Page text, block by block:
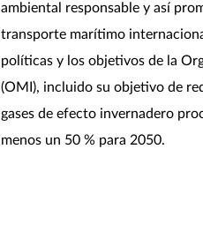
ambiental responsable y así
transporte marítimo
políticas y los objetivos de la
(OMI), incluido su objetivo de
gases de efecto invernadero
menos un 50 % para 2050.